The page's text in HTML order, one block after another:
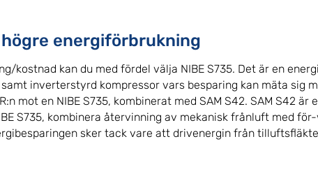
energiförbrukning
kostnad kan du med fördel välja NIBE S735. Det är en
inverterstyrd kompressor vars besparing kan mäta sig
mot en NIBE S735, kombinerat med SAM S42. SAM
S735, kombinera återvinning av mekanisk frånluft med
sker tack vare att drivenergin från